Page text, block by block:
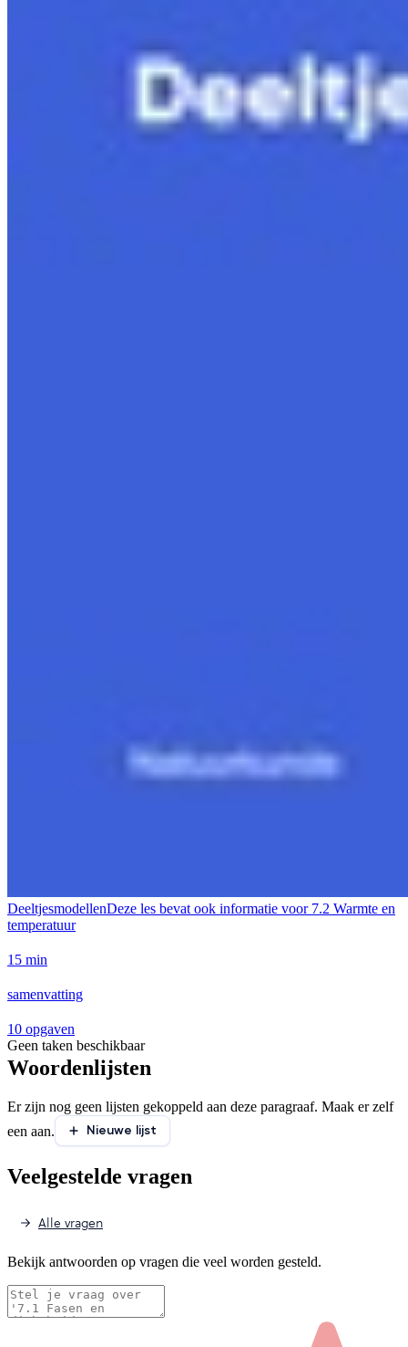
DeeltjesmodellenDeze les bevat ook informatie voor 7.2 Warmte en
temperatuur
15 min
samenvatting
10 opgaven
Geen taken beschikbaar
Woordenlijsten
Er zijn nog geen lijsten gekoppeld aan deze paragraaf. Maak er zelf
een aan.
Nieuwe lijst
Veelgestelde vragen
Alle vragen
Bekijk antwoorden op vragen die veel worden gesteld.